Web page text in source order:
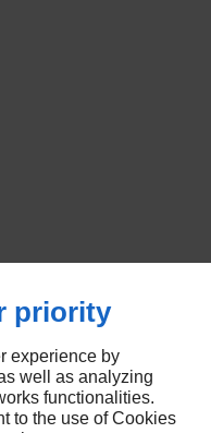
priority
experience by
well as analyzing
functionalities.
to the use of Cookies